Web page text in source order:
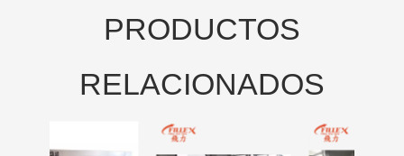
PRODUCTOS
RELACIONADOS